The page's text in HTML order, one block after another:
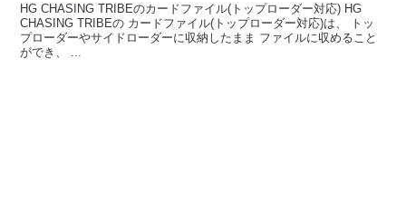
HG CHASING TRIBEのカードファイル(トップローダー対応) HG
CHASING TRIBEの カードファイル(トップローダー対応)は、 トッ
プローダーやサイドローダーに収納したまま ファイルに収めること
ができ、 ...